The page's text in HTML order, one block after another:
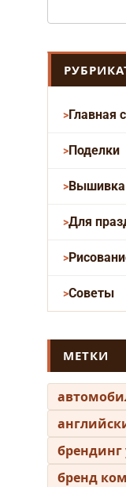
Главная
Поделки
Вышивка
Для
Советы
МЕТКИ
брендинг
бренд